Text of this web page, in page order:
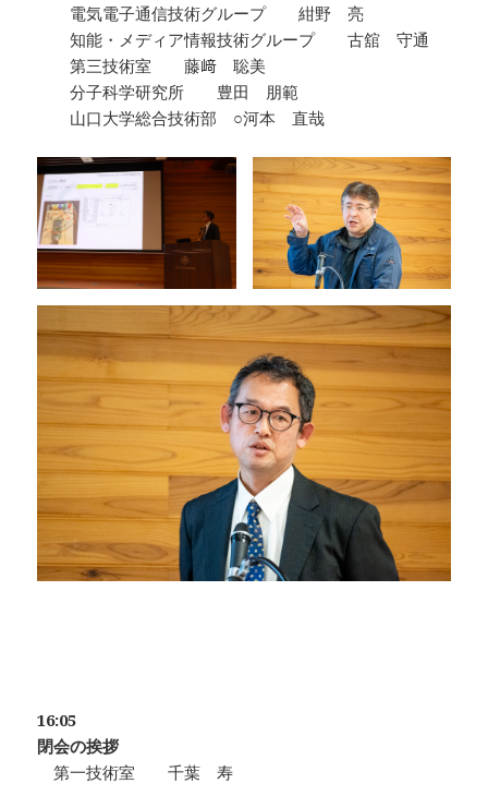
電気電子通信技術グループ 紺野 亮
知能・メディア情報技術グループ 古舘 守通
第三技術室 藤﨑 聡美
分子科学研究所 豊田 朋範
山口大学総合技術部 ○河本 直哉
16:05
閉会の挨拶
第一技術室 千葉 寿